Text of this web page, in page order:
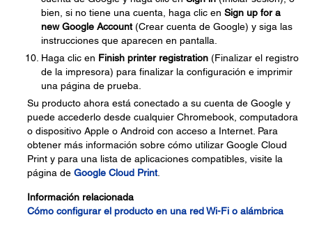
bien, si no tiene una cuenta, haga clic en Sign up for a
new Google Account(Crear cuenta de Google) y siga las
instrucciones que aparecen en pantalla.
Haga clic en Finish printer registration (Finalizar el registro
de la impresora) para finalizar la configuración e imprimir
una página de prueba.
Su producto ahora está conectado a su cuenta de Google y
puede accederlo desde cualquier Chromebook, computadora
o dispositivo Apple o Android con acceso a Internet. Para
obtener más información sobre cómo utilizar Google Cloud
Print y para una lista de aplicaciones compatibles, visite la
página de Google Cloud Print.
Información relacionada
Cómo configurar el producto en una red Wi-Fi o alámbrica